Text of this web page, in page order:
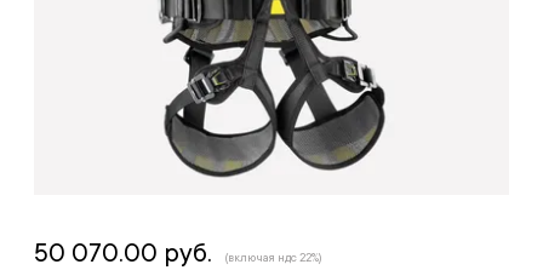
50 070.00 руб. (включая ндс 22%)